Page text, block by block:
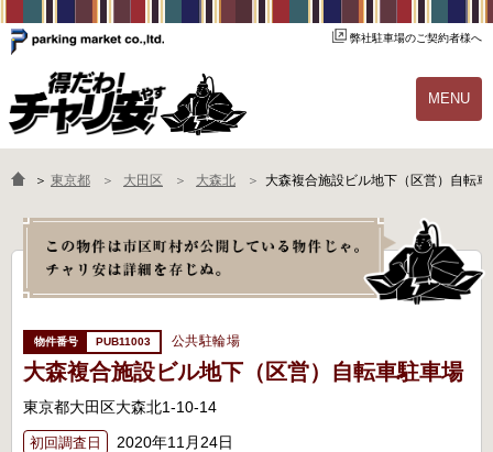
弊社駐車場のご契約者様へ
MENU
物件一覧 ご契約の流れ
よくあるご質問 駐輪場オーナー様へ
＞ 東京都 大田区 大森北 大森複合施設ビル地下（区営）自転車
PUB11003 公共駐輪場
大森複合施設ビル地下（区営）自転車駐車場
東京都大田区大森北1-10-14
初回調査日 2020年11月24日